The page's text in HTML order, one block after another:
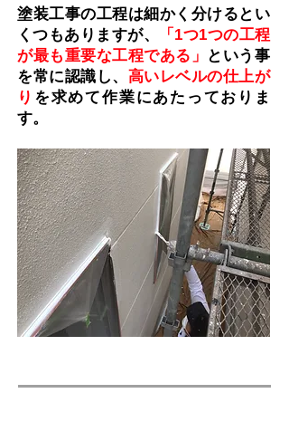
塗装工事の工程は細かく分けるとい
くつもありますが、
「1つ1つの工程
が最も重要な工程である」
という事
を常に認識し、 高いレベルの仕上が
り を求めて作業にあたっておりま
す。